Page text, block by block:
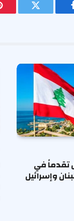
فيسبوك تويتر
تقدماً في
وإسرائيل